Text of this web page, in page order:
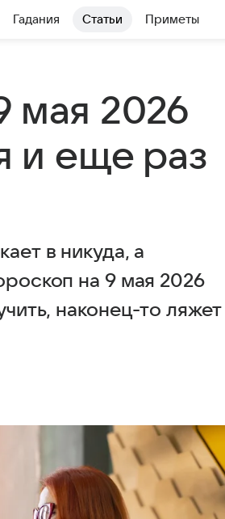
Гадания Статьи Приметы
мая 2026
и еще раз
в никуда, а
на 9 мая 2026
наконец-то ляжет